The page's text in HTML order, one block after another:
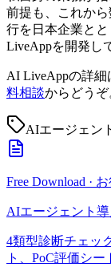
前提も、これか
行を日本企業と
LiveAppを開発し
AI LiveAppの詳細
料相談からどうぞ
AIエージェン
Free Download ·
AIエージェント
4類型診断チェッ
ト、PoC評価シ